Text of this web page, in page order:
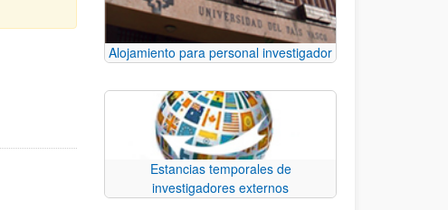
Use TAB para desplazarse.
Alojamiento para personal investigador
Estancias temporales de
investigadores externos